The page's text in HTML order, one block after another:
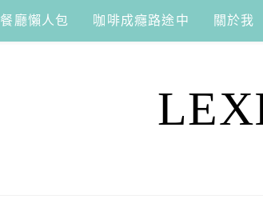
餐廳懶人包 咖啡成癮路途中 關於我